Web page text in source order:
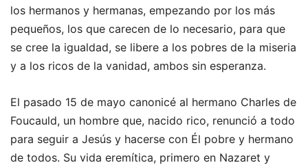
los hermanos y hermanas, empezando por los más
pequeños, los que carecen de lo necesario, para que
se cree la igualdad, se libere a los pobres de la miseria
y a los ricos de la vanidad, ambos sin esperanza.
El pasado 15 de mayo canonicé al hermano Charles de
Foucauld, un hombre que, nacido rico, renunció a todo
para seguir a Jesús y hacerse con Él pobre y hermano
de todos. Su vida eremítica, primero en Nazaret y